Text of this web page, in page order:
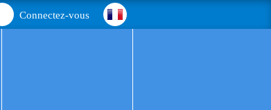
Connectez-vous